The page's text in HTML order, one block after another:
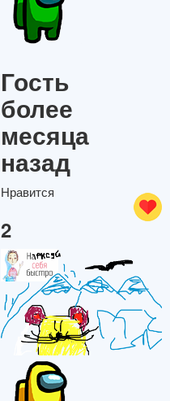
Гость
более
месяца
назад
Нравится
2